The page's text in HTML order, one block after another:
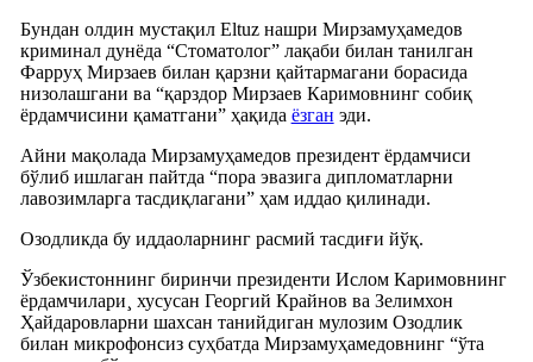
Бундан олдин мустақил Eltuz нашри Мирзамуҳамедов
криминал дунëда “Стоматолог” лақаби билан танилган
Фарруҳ Мирзаев билан қарзни қайтармагани борасида
низолашгани ва “қарздор Мирзаев Каримовнинг собиқ
ëрдамчисини қаматгани” ҳақида ëзган эди.
Айни мақолада Мирзамуҳамедов президент ëрдамчиси
бўлиб ишлаган пайтда “пора эвазига дипломатларни
лавозимларга тасдиқлагани” ҳам иддао қилинади.
Озодликда бу иддаоларнинг расмий тасдиғи йўқ.
Ўзбекистоннинг биринчи президенти Ислом Каримовнинг
ëрдамчилари¸ хусусан Георгий Крайнов ва Зелимхон
Ҳайдаровларни шахсан танийдиган мулозим Озодлик
билан микрофонсиз суҳбатда Мирзамуҳамедовнинг “ўта